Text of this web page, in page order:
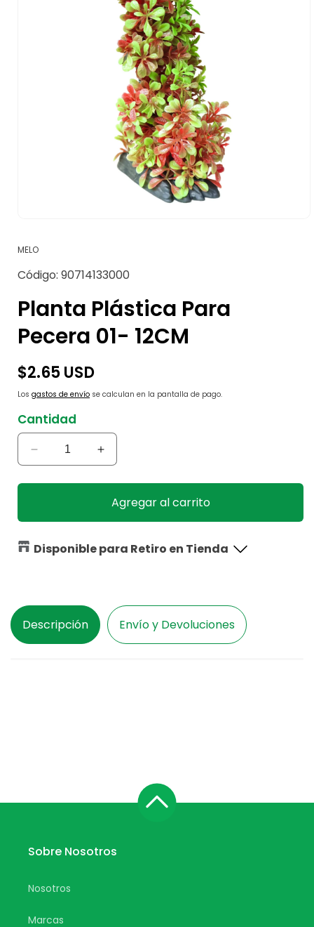
multimedia
1
una
MELO
Código: SKU:
90714133000
Planta Plástica Para
Pecera 01- 12CM
Precio
habitual
$2.65 USD
Los gastos de envío se calculan en la pantalla de pago.
Cantidad
Reducir
cantidad
para
Pecera
Aumentar
cantidad
para
Planta
Pecera
01-
Agregar al carrito
Disponible para Retiro en Tienda
Descripción Envío y Devoluciones
Sobre Nosotros
Nosotros
Marcas